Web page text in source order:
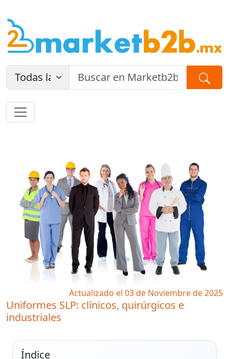
Actualizado el 03 de Noviembre de 2025
Uniformes SLP: clínicos, quirúrgicos e
industriales
Índice